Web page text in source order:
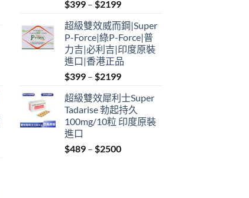
$399 – $2199Price
$399
through
$2199
超級雙效威而鋼|Super
P-Force|綠P-Force|普
力吉|必利吉|印度原裝
進口|香港正品
$399 – $2199Price
$399
through
$2199
超級雙效犀利士Super
Tadarise 勃起持久
100mg/10粒 印度原裝
進口
$489 – $2500Price